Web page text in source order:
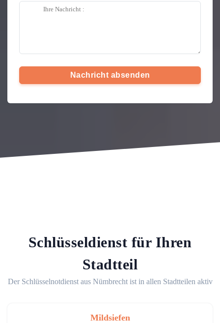
Nachricht absenden
Schlüsseldienst für Ihren
Stadtteil
Der Schlüsselnotdienst aus Nümbrecht ist in allen Stadtteilen aktiv
Mildsiefen